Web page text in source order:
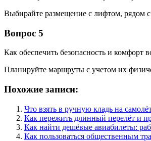
Выбирайте размещение с лифтом, рядом с
Вопрос 5
Как обеспечить безопасность и
Планируйте маршруты с учетом их
Похожие записи:
Что взять в ручную кладь на
Как пережить длинный перелёт и
Как найти дешёвые авиабилеты:
Как пользоваться общественным